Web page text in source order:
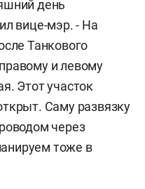
день
вице-мэр. - На
Танкового
и левому
Этот участок
Саму развязку
через
тоже в